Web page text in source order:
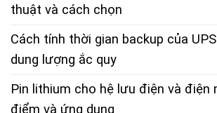
thuật và cách chọn
Cách tính thời gian backup của
dung lượng ắc quy
Pin lithium cho hệ lưu điện và điện
điểm và ứng dụng